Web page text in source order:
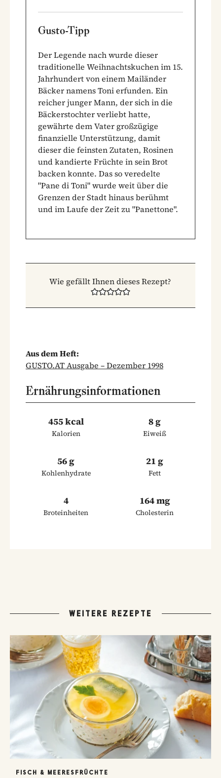
Gusto-Tipp
Der Legende nach wurde dieser
traditionelle Weihnachtskuchen im 15.
Jahrhundert von einem Mailänder
Bäcker namens Toni erfunden. Ein
reicher junger Mann, der sich in die
Bäckerstochter verliebt hatte,
gewährte dem Vater großzügige
finanzielle Unterstützung, damit
dieser die feinsten Zutaten, Rosinen
und kandierte Früchte in sein Brot
backen konnte. Das so veredelte
"Pane di Toni" wurde weit über die
Grenzen der Stadt hinaus berühmt
und im Laufe der Zeit zu "Panettone".
Wie gefällt Ihnen dieses Rezept?
Aus dem Heft:
GUSTO.AT Ausgabe – Dezember 1998
Ernährungsinformationen
455 kcal
Kalorien
8 g
Eiweiß
56 g
Kohlenhydrate
21 g
Fett
4
Broteinheiten
164 mg
Cholesterin
WEITERE REZEPTE
FISCH & MEERESFRÜCHTE